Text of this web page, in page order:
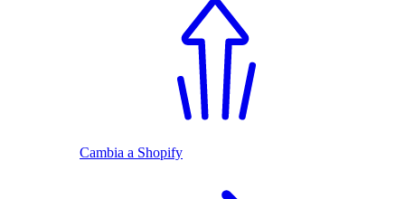
Cambia a Shopify